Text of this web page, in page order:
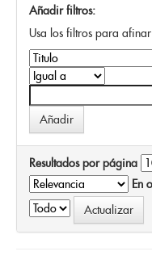
Añadir filtros:
Usa los filtros para afinar
Resultados por página
En